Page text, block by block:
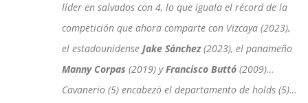
líder en salvados con 4, lo que iguala el récord de la
competición que ahora comparte con Vizcaya (2023),
el estadounidense Jake Sánchez(2023), el panameño
Manny Corpas (2019) yFrancisco Buttó (2009)…
Cavanerio (5) encabezó el departamento de holds (5)…